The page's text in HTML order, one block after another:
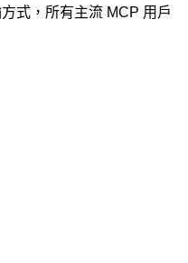
式，所有主流 MCP 用戶